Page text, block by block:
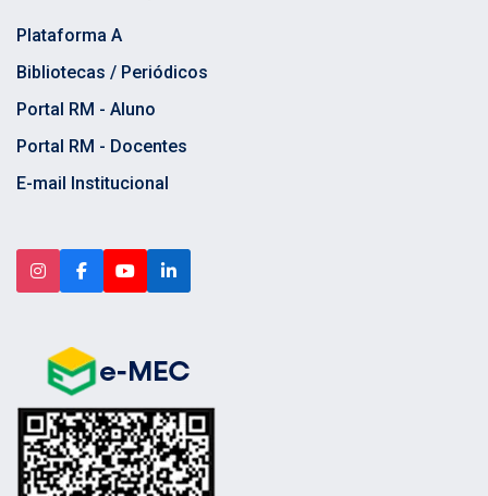
Plataforma A
Bibliotecas / Periódicos
Portal RM - Aluno
Portal RM - Docentes
E-mail Institucional